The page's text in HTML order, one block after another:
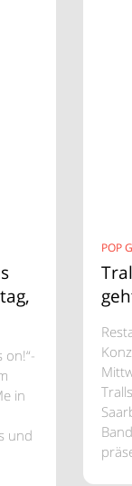
on!“-
in
und
POP